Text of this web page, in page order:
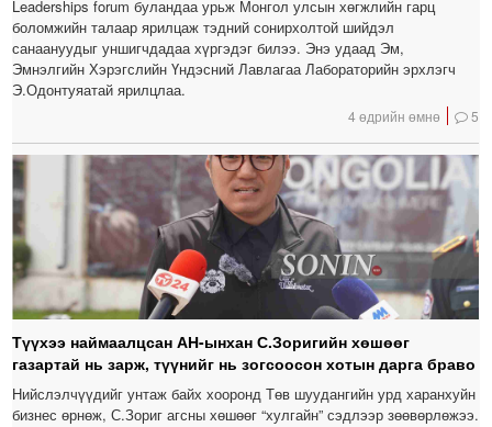
Leaderships forum буландаа урьж Монгол улсын хөгжлийн гарц
боломжийн талаар ярилцаж тэдний сонирхолтой шийдэл
санаануудыг уншигчдадаа хүргэдэг билээ. Энэ удаад Эм,
Эмнэлгийн Хэрэгслийн Үндэсний Лавлагаа Лабораторийн эрхлэгч
Э.Одонтуяатай ярилцлаа.
4 өдрийн өмнө 5
Түүхээ наймаалцсан АН-ынхан С.Зоригийн хөшөөг
газартай нь зарж, түүнийг нь зогсоосон хотын дарга браво
Нийслэлчүүдийг унтаж байх хооронд Төв шуудангийн урд харанхуйн
бизнес өрнөж, С.Зориг агсны хөшөөг “хулгайн” сэдлээр зөөвөрлөжээ.